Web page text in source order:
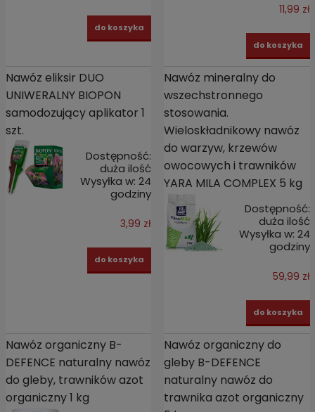
do koszyka
11,99 zł
do koszyka
Nawóz eliksir DUO
UNIWERALNY BIOPON
samodozujący aplikator 1
szt.
Dostępność:
duża ilość
Wysyłka w: 24
godziny
3,99 zł
do koszyka
Nawóz mineralny do
wszechstronnego
stosowania.
Wieloskładnikowy nawóz
do warzyw, krzewów
owocowych i trawników
YARA MILA COMPLEX 5 kg
Dostępność:
duża ilość
Wysyłka w: 24
godziny
59,99 zł
do koszyka
Nawóz organiczny B-
DEFENCE naturalny nawóz
do gleby, trawników azot
organiczny 1 kg
Nawóz organiczny do
gleby B-DEFENCE
naturalny nawóz do
trawnika azot organiczny